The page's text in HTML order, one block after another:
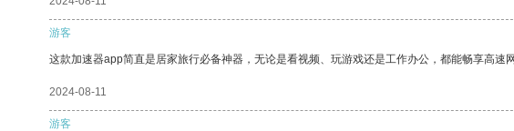
游客
这款加速器app简直是居家旅行必备神器，无论是看视频、玩游戏还是工作办公，都能畅享高速
2024-08-11
游客